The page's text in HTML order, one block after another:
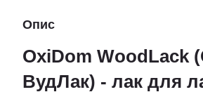
Опис
OxiDom WoodLack
ВудЛак) - лак для